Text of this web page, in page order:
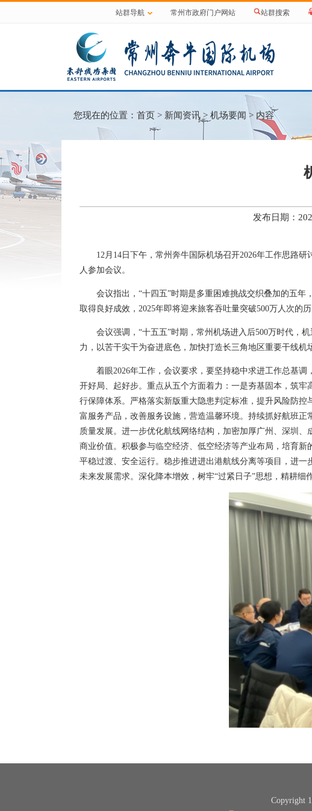
站群导航 常州市政府门户网站 站群搜索
您现在的位置： 首页 > 新闻资讯 > 机场要闻 > 内容
发布日期：
12月14日下午，常州奔牛国际机场召开2026年工作思路
人参加会议。
会议指出，“十四五”时期是多重困难挑战交织叠加的五
取得良好成效，2025年即将迎来旅客吞吐量突破500万人次的
会议强调，“十五五”时期，常州机场进入后500万时代，
力，以苦干实干为奋进底色，加快打造长三角地区重要干线机
着眼2026年工作，会议要求，要坚持稳中求进工作总基
开好局、起好步。重点从五个方面着力：一是夯基固本，筑
行保障体系。严格落实新版重大隐患判定标准，提升风险防
富服务产品，改善服务设施，营造温馨环境。持续抓好航班
质量发展。进一步优化航线网络结构，加密加厚广州、深圳
商业价值。积极参与临空经济、低空经济等产业布局，培育
平稳过渡、安全运行。稳步推进进出港航线分离等项目，进
未来发展需求。深化降本增效，树牢“过紧日子”思想，精耕
Copyright